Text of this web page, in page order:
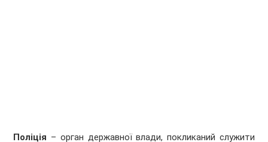
Поліція – орган державної влади, покликаний служити